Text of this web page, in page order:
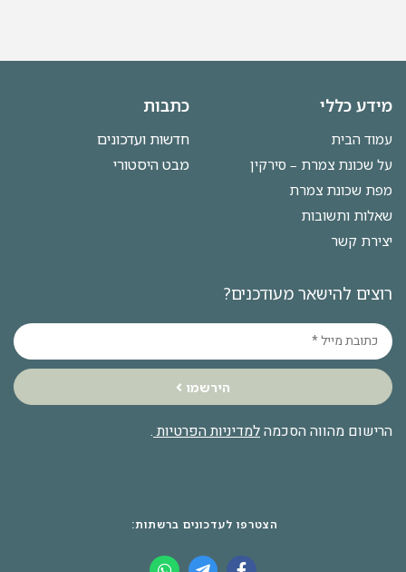
מידע כללי
עמוד הבית
על שכונת צמרת – סירקין
מפת שכונת צמרת
שאלות ותשובות
יצירת קשר
כתבות
חדשות ועדכונים
מבט היסטורי
רוצים להישאר מעודכנים?
הירשמו
הרישום מהווה הסכמהלמדיניות הפרטיות.
הצטרפו לעדכונים ברשתות: